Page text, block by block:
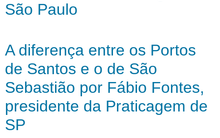
São Paulo
A diferença entre os Portos
de Santos e o de São
Sebastião por Fábio Fontes,
presidente da Praticagem de
SP